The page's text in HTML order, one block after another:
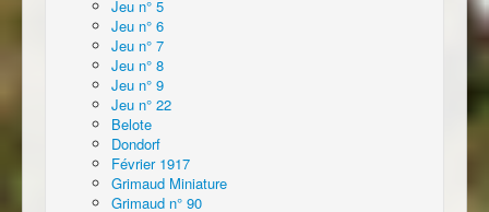
Jeu n° 5
Jeu n° 6
Jeu n° 7
Jeu n° 8
Jeu n° 9
Jeu n° 22
Belote
Dondorf
Février 1917
Grimaud Miniature
Grimaud n° 90